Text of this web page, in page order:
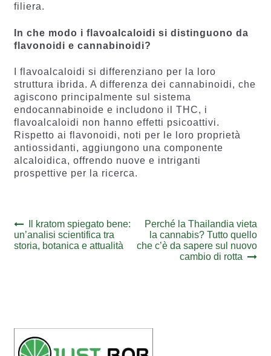
filiera.
In che modo i flavoalcaloidi si distinguono da
flavonoidi e cannabinoidi?
I flavoalcaloidi si differenziano per la loro
struttura ibrida. A differenza dei cannabinoidi, che
agiscono principalmente sul sistema
endocannabinoide e includono il THC, i
flavoalcaloidi non hanno effetti psicoattivi.
Rispetto ai flavonoidi, noti per le loro proprietà
antiossidanti, aggiungono una componente
alcaloidica, offrendo nuove e intriganti
prospettive per la ricerca.
Navigazione
articoli
Previous
post:
Il kratom spiegato bene:
un’analisi scientifica tra
storia, botanica e attualità
Next
post:
Perché la Thailandia vieta
la cannabis? Tutto quello
che c’è da sapere sul nuovo
cambio di rotta